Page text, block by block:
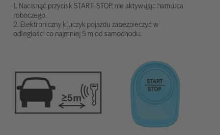
1. Nacisnąć przycisk START-STOP, nie aktywując hamulca
roboczego.
2. Elektroniczny kluczyk pojazdu zabezpieczyć w
odległości co najmniej 5 m od samochodu.